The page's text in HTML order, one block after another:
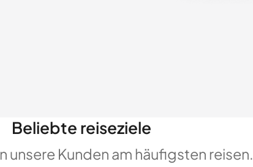
Beliebte reiseziele
unsere Kunden am häufigsten reisen.